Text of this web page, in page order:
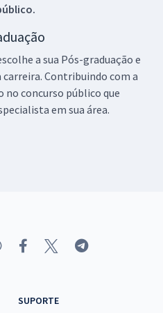
a sua Pós-graduação e
Contribuindo com a
no concurso público que
em sua área.
SUPORTE